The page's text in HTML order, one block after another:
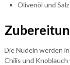
Olivenöl und Salz
Die Nudeln werden
Chilis und